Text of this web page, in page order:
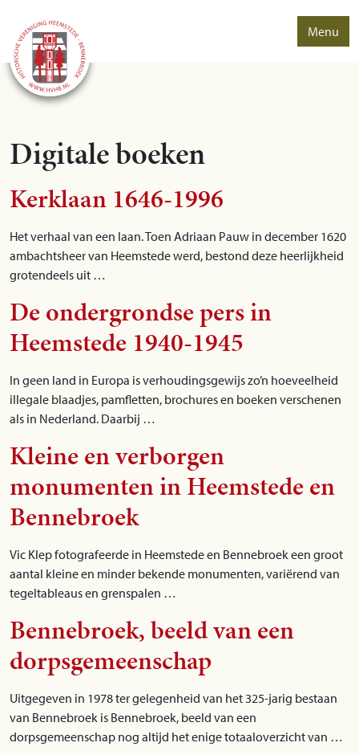
Menu
Digitale boeken
Kerklaan 1646-1996
Het verhaal van een laan. Toen Adriaan Pauw in december 1620
ambachtsheer van Heemstede werd, bestond deze heerlijkheid
grotendeels uit …
De ondergrondse pers in
Heemstede 1940-1945
In geen land in Europa is verhoudingsgewijs zo’n hoeveelheid
illegale blaadjes, pamfletten, brochures en boeken verschenen
als in Nederland. Daarbij …
Kleine en verborgen
monumenten in Heemstede en
Bennebroek
Vic Klep fotografeerde in Heemstede en Bennebroek een groot
aantal kleine en minder bekende monumenten, variërend van
tegeltableaus en grenspalen …
Bennebroek, beeld van een
dorpsgemeenschap
Uitgegeven in 1978 ter gelegenheid van het 325-jarig bestaan
van Bennebroek is Bennebroek, beeld van een
dorpsgemeenschap nog altijd het enige totaaloverzicht van …